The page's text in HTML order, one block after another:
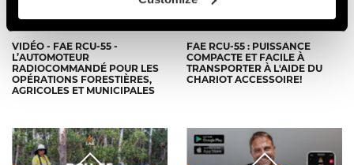
VIDÉO - FAE RCU-55 -
L’AUTOMOTEUR
RADIOCOMMANDÉ POUR LES
OPÉRATIONS FORESTIÈRES,
AGRICOLES ET MUNICIPALES
FAE RCU-55 : PUISSANCE
COMPACTE ET FACILE À
TRANSPORTER À L'AIDE DU
CHARIOT ACCESSOIRE!